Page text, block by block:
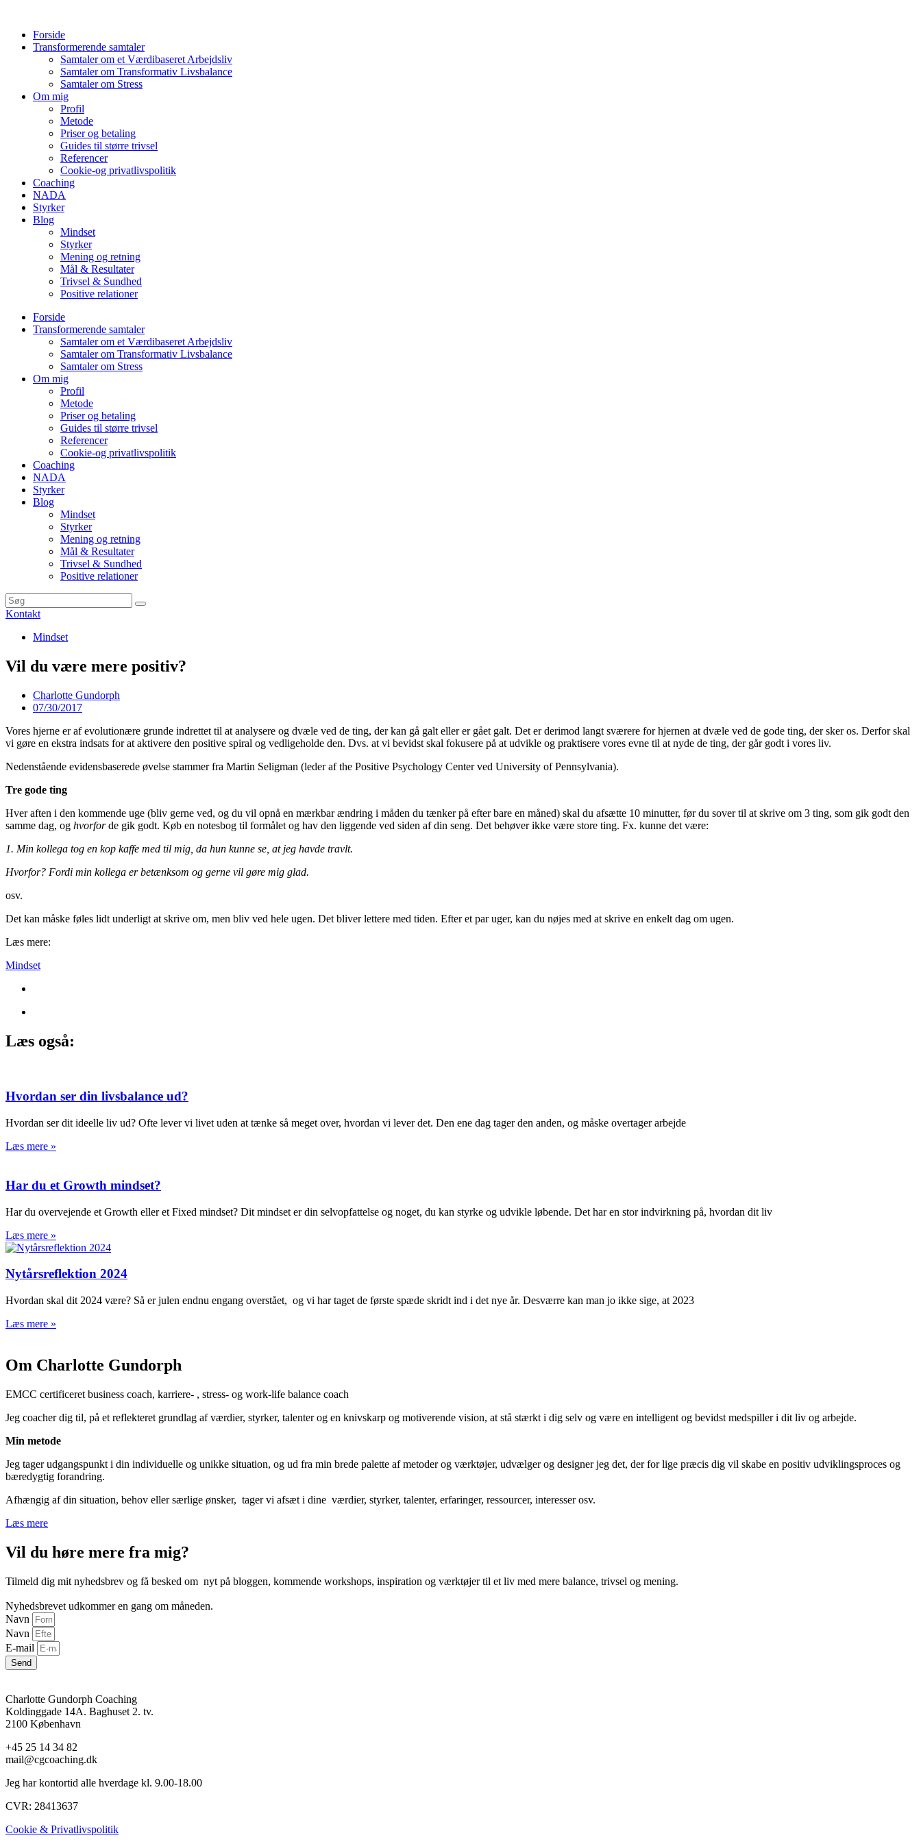
indholdForside
Transformerende samtaler
Samtaler om et Værdibaseret Arbejdsliv
Samtaler om Transformativ Livsbalance
Samtaler om Stress
Om mig
Profil
Metode
Priser og betaling
Guides til større trivsel
Referencer
Cookie-og privatlivspolitik
Coaching
NADA
Styrker
Blog
Mindset
Styrker
Mening og retning
Mål & Resultater
Trivsel & Sundhed
Positive relationer
Forside
Transformerende samtaler
Samtaler om et Værdibaseret Arbejdsliv
Samtaler om Transformativ Livsbalance
Samtaler om Stress
Om mig
Profil
Metode
Priser og betaling
Guides til større trivsel
Referencer
Cookie-og privatlivspolitik
Coaching
NADA
Styrker
Blog
Mindset
Styrker
Mening og retning
Mål & Resultater
Trivsel & Sundhed
Positive relationer
Kontakt
Mindset
Vil du være mere positiv?
Charlotte Gundorph
07/30/2017
Vores hjerne er af evolutionære grunde indrettet til at analysere og dvæle ved de ting, der kan gå galt eller er gået galt. Det er derimod langt sværere for hjernen at dvæle ved de gode ting, der sker os. Derfor skal
vi gøre en ekstra indsats for at aktivere den positive spiral og vedligeholde den. Dvs. at vi bevidst skal fokusere på at udvikle og praktisere vores evne til at nyde de ting, der går godt i vores liv.
Nedenstående evidensbaserede øvelse stammer fra Martin Seligman (leder af the Positive Psychology Center ved University of Pennsylvania).
Tre gode ting
Hver aften i den kommende uge (bliv gerne ved, og du vil opnå en mærkbar ændring i måden du tænker på efter bare en måned) skal du afsætte 10 minutter, før du sover til at skrive om 3 ting, som gik godt den
samme dag, og hvorforde gik godt. Køb en notesbog til formålet og hav den liggende ved siden af din seng. Det behøver ikke være store ting. Fx. kunne det være:
1. Min kollega tog en kop kaffe med til mig, da hun kunne se, at jeg havde travlt.
Hvorfor? Fordi min kollega er betænksom og gerne vil gøre mig glad.
osv.
Det kan måske føles lidt underligt at skrive om, men bliv ved hele ugen. Det bliver lettere med tiden. Efter et par uger, kan du nøjes med at skrive en enkelt dag om ugen.
Læs mere:
Mindset
Læs også:
Hvordan ser din livsbalance ud?
Hvordan ser dit ideelle liv ud? Ofte lever vi livet uden at tænke så meget over, hvordan vi lever det. Den ene dag tager den anden, og måske overtager arbejde
Læs mere »
Har du et Growth mindset?
Har du overvejende et Growth eller et Fixed mindset? Dit mindset er din selvopfattelse og noget, du kan styrke og udvikle løbende. Det har en stor indvirkning på, hvordan dit liv
Læs mere »
Nytårsreflektion 2024
Hvordan skal dit 2024 være? Så er julen endnu engang overstået, og vi har taget de første spæde skridt ind i det nye år. Desværre kan man jo ikke sige, at 2023
Læs mere »
Om Charlotte Gundorph
EMCC certificeret business coach, karriere- , stress- og work-life balance coach
Jeg coacher dig til, på et reflekteret grundlag af værdier, styrker, talenter og en knivskarp og motiverende vision, at stå stærkt i dig selv og være en intelligent og bevidst medspiller i dit liv og arbejde.
Min metode
Jeg tager udgangspunkt i din individuelle og unikke situation, og ud fra min brede palette af metoder og værktøjer, udvælger og designer jeg det, der for lige præcis dig vil skabe en positiv udviklingsproces og
bæredygtig forandring.
Afhængig af din situation, behov eller særlige ønsker, tager vi afsæt i dine værdier, styrker, talenter, erfaringer, ressourcer, interesser osv.
Læs mere
Vil du høre mere fra mig?
Tilmeld dig mit nyhedsbrev og få besked om nyt på bloggen, kommende workshops, inspiration og værktøjer til et liv med mere balance, trivsel og mening.
Nyhedsbrevet udkommer en gang om måneden.
Navn
Navn
E-mail
Send
Charlotte Gundorph Coaching
Koldinggade 14A. Baghuset 2. tv.
2100 København
+45 25 14 34 82
mail@cgcoaching.dk
Jeg har kontortid alle hverdage kl. 9.00-18.00
CVR: 28413637
Cookie & Privatlivspolitik